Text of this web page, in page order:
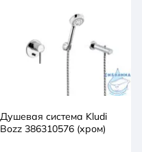
Душевая система Kludi
Bozz 386310576 (хром)